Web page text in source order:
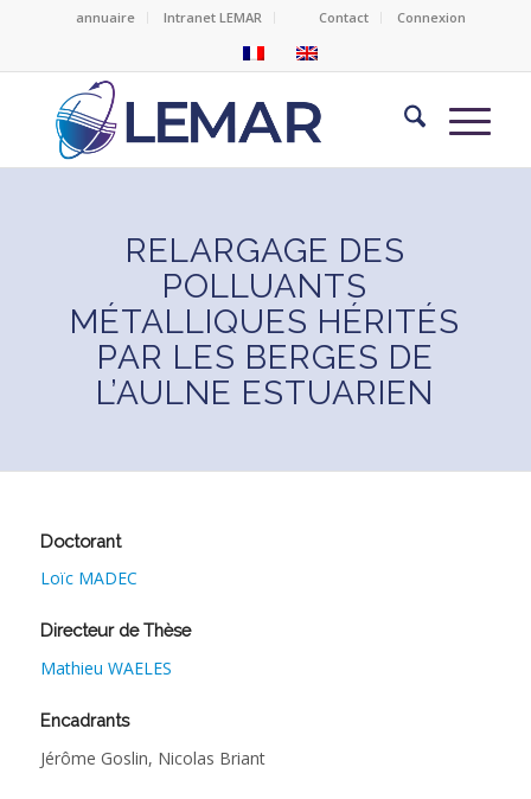
annuaire Intranet LEMAR Contact Connexion
RELARGAGE DES
POLLUANTS
MÉTALLIQUES HÉRITÉS
PAR LES BERGES DE
L’AULNE ESTUARIEN
Doctorant
Loïc MADEC
Directeur de Thèse
Mathieu WAELES
Encadrants
Jérôme Goslin, Nicolas Briant